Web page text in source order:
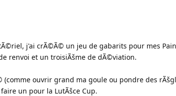
j'ai crÃ©Ã© un jeu de gabarits pour mes
renvoi et un troisiÃšme de dÃ©viation.
(comme ouvrir grand ma goule ou pondre des
un pour la LutÃšce Cup.